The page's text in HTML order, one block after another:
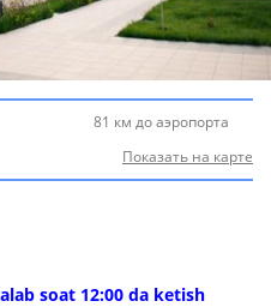
81 км до аэропорта
Показать на карте
soat 12:00 da ketish